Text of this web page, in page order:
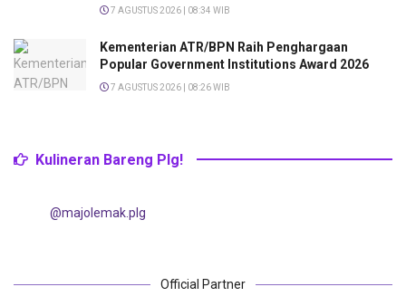
7 AGUSTUS 2026 | 08:34 WIB
Kementerian ATR/BPN Raih Penghargaan
Popular Government Institutions Award 2026
7 AGUSTUS 2026 | 08:26 WIB
Kulineran Bareng Plg!
@majolemak.plg
Official Partner